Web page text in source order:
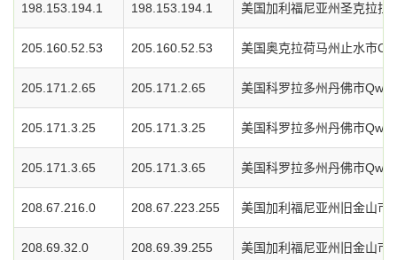
198.153.194.1 198.153.194.1 美国加利福尼亚州圣克拉拉
205.160.52.53 205.160.52.53 美国奥克拉荷马州止水市
205.171.2.65 205.171.2.65 美国科罗拉多州丹佛市
205.171.3.25 205.171.3.25 美国科罗拉多州丹佛市
205.171.3.65 205.171.3.65 美国科罗拉多州丹佛市
208.67.216.0 208.67.223.255 美国加利福尼亚州旧金山市
208.69.32.0 208.69.39.255 美国加利福尼亚州旧金山市